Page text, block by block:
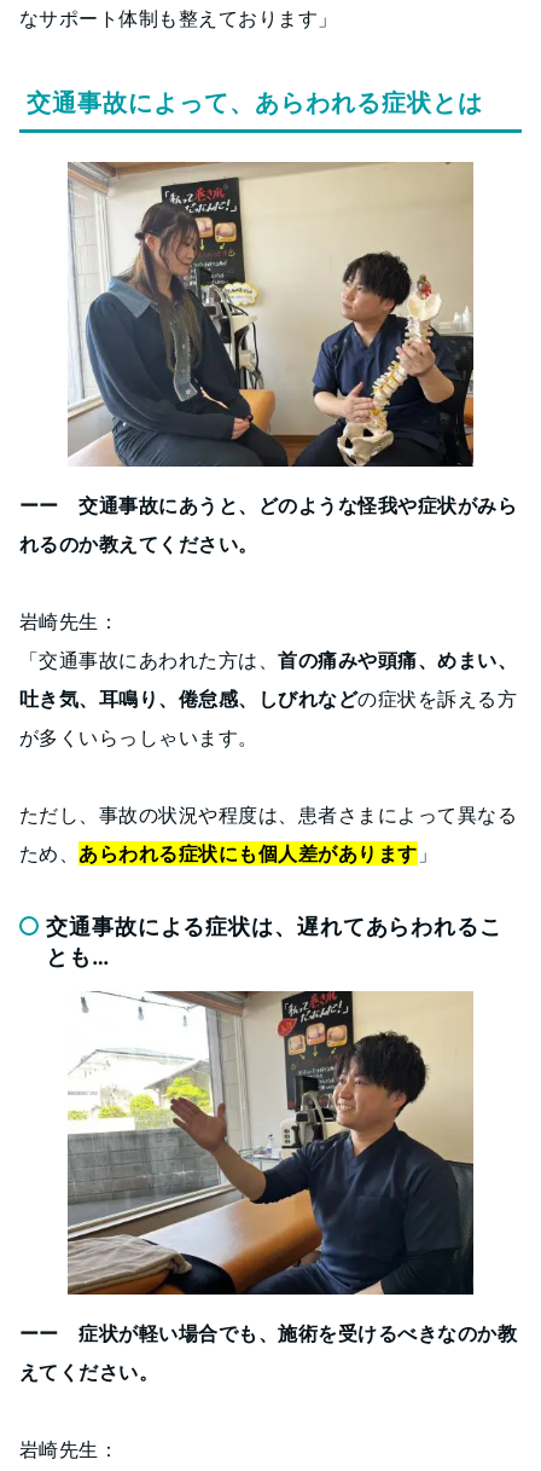
なサポート体制も整えております」
交通事故によって、あらわれる症状とは
ーー 交通事故にあうと、どのような怪我や症状がみら
れるのか教えてください。
岩崎先生：
「交通事故にあわれた方は、首の痛みや頭痛、めまい、
吐き気、耳鳴り、倦怠感、しびれなどの症状を訴える方
が多くいらっしゃいます。
ただし、事故の状況や程度は、患者さまによって異なる
ため、 あらわれる症状にも個人差があります 」
交通事故による症状は、遅れてあらわれるこ
とも…
ーー 症状が軽い場合でも、施術を受けるべきなのか教
えてください。
岩崎先生：